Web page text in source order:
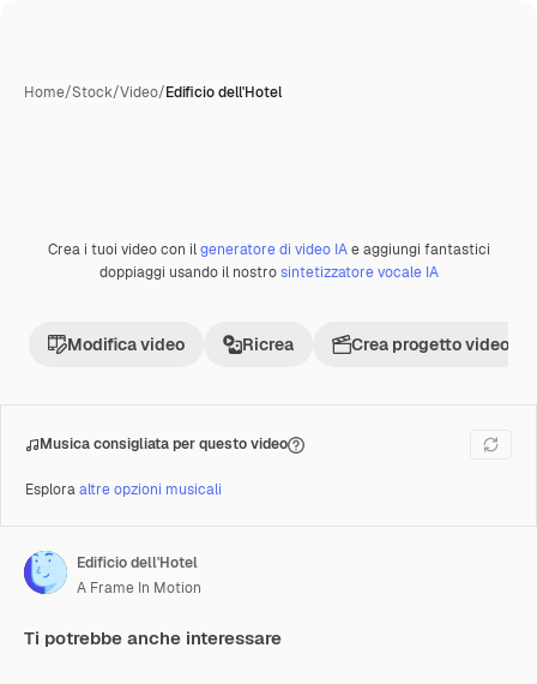
Home/Stock/Video/Edificio dell'Hotel
Premium
Crea i tuoi video con ilgeneratore di video IAe aggiungi fantastici
doppiaggi usando il nostrosintetizzatore vocale IA
Modifica video Ricrea Crea progetto video
Musica consigliata per questo video
Esploraaltre opzioni musicali
Edificio dell'Hotel
A Frame In Motion
Ti potrebbe anche interessare